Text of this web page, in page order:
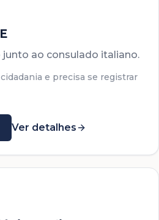
ao consulado italiano.
e precisa se registrar
Ver detalhes